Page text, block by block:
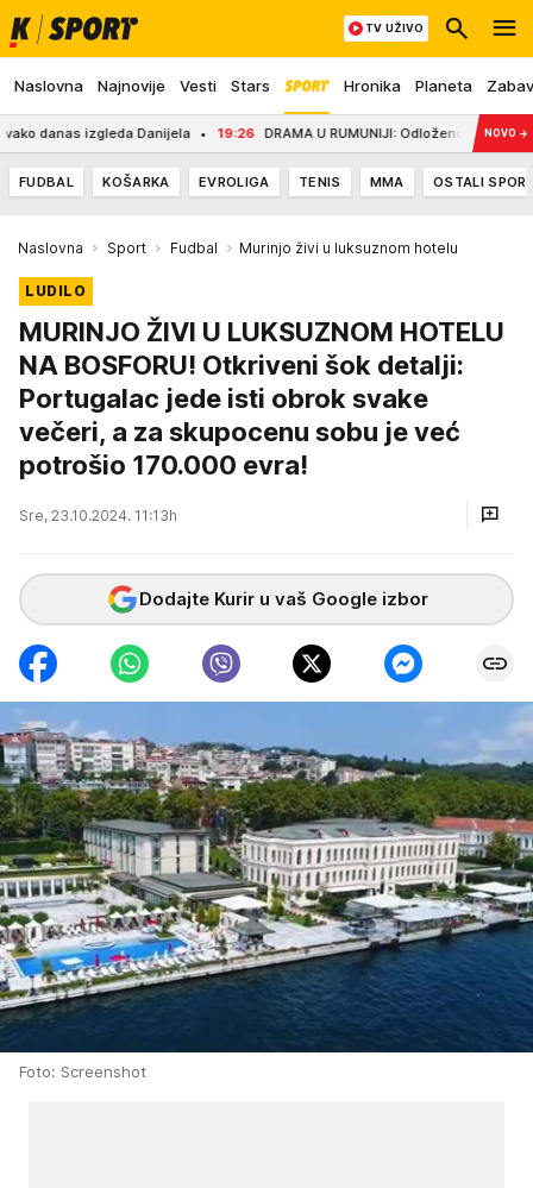
Naslovna Najnovije Vesti Stars Hronika Planeta
TV UŽIVO
izgleda Danijela 19:26 DRAMA U RUMUNIJI: Odloženo potapanjeNOVO →
FUDBAL KOŠARKA EVROLIGA TENIS MMA OSTALI
Naslovna Sport Fudbal Murinjo živi u luksuznom hotelu
LUDILO
MURINJO ŽIVI U LUKSUZNOM HOTELU
NA BOSFORU! Otkriveni šok detalji:
Portugalac jede isti obrok svake
večeri, a za skupocenu sobu je već
potrošio 170.000 evra!
Sre, 23.10.2024. 11:13h
Dodajte Kurir u vaš Google izbor
Foto: Screenshot